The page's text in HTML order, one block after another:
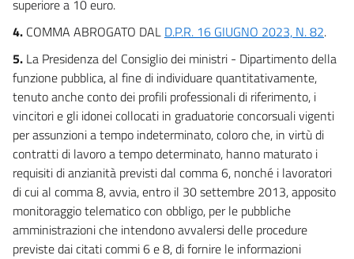
superiore a 10 euro.
4. COMMA ABROGATO DAL D.P.R. 16 GIUGNO 2023, N. 82.
5. La Presidenza del Consiglio dei ministri - Dipartimento della
funzione pubblica, al fine di individuare quantitativamente,
tenuto anche conto dei profili professionali di riferimento, i
vincitori e gli idonei collocati in graduatorie concorsuali vigenti
per assunzioni a tempo indeterminato, coloro che, in virtù di
contratti di lavoro a tempo determinato, hanno maturato i
requisiti di anzianità previsti dal comma 6, nonché i lavoratori
di cui al comma 8, avvia, entro il 30 settembre 2013, apposito
monitoraggio telematico con obbligo, per le pubbliche
amministrazioni che intendono avvalersi delle procedure
previste dai citati commi 6 e 8, di fornire le informazioni